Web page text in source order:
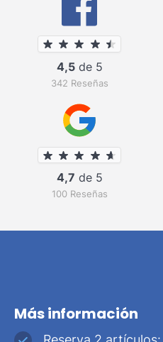
4,5de 5
342 Reseñas
4,7 de 5
100 Reseñas
Más información